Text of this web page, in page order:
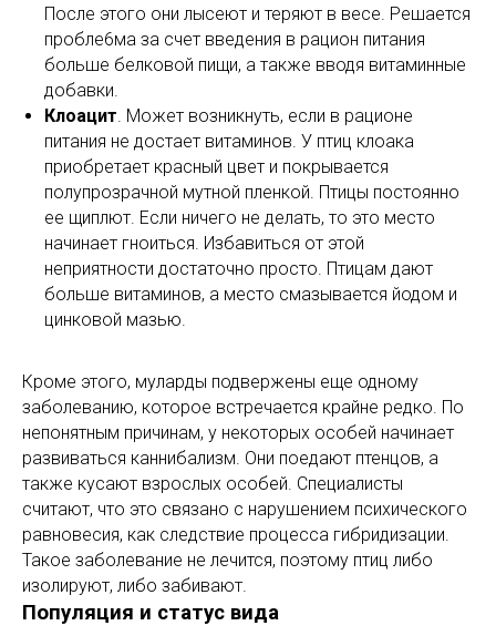
После этого они лысеют и теряют в весе. Решается
пробле6ма за счет введения в рацион питания
больше белковой пищи, а также вводя витаминные
добавки.
Клоацит . Может возникнуть, если в рационе
питания не достает витаминов. У птиц клоака
приобретает красный цвет и покрывается
полупрозрачной мутной пленкой. Птицы постоянно
ее щиплют. Если ничего не делать, то это место
начинает гноиться. Избавиться от этой
неприятности достаточно просто. Птицам дают
больше витаминов, а место смазывается йодом и
цинковой мазью.
Кроме этого, муларды подвержены еще одному
заболеванию, которое встречается крайне редко. По
непонятным причинам, у некоторых особей начинает
развиваться каннибализм. Они поедают птенцов, а
также кусают взрослых особей. Специалисты
считают, что это связано с нарушением психического
равновесия, как следствие процесса гибридизации.
Такое заболевание не лечится, поэтому птиц либо
изолируют, либо забивают.
Популяция и статус вида